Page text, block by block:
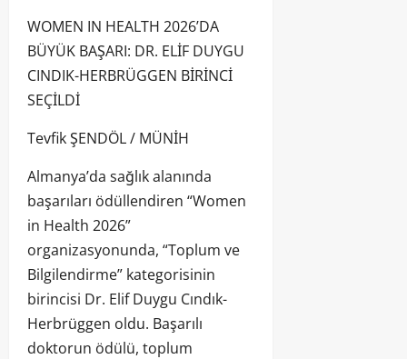
WOMEN IN HEALTH 2026’DA
BÜYÜK BAŞARI: DR. ELİF DUYGU
CINDIK-HERBRÜGGEN BİRİNCİ
SEÇİLDİ
Tevfik ŞENDÖL / MÜNİH
Almanya’da sağlık alanında
başarıları ödüllendiren “Women
in Health 2026”
organizasyonunda, “Toplum ve
Bilgilendirme” kategorisinin
birincisi Dr. Elif Duygu Cındık-
Herbrüggen oldu. Başarılı
doktorun ödülü, toplum